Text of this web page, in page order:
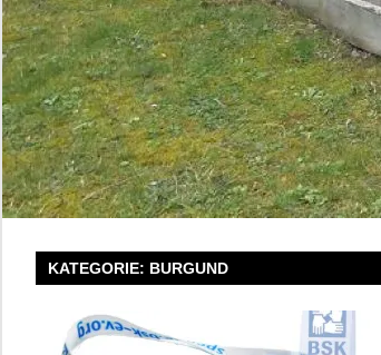
KATEGORIE: BURGUND